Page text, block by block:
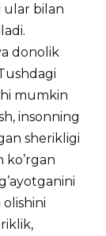
ular bilan
donolik
mumkin
insonning
sherikligi
ko’rgan